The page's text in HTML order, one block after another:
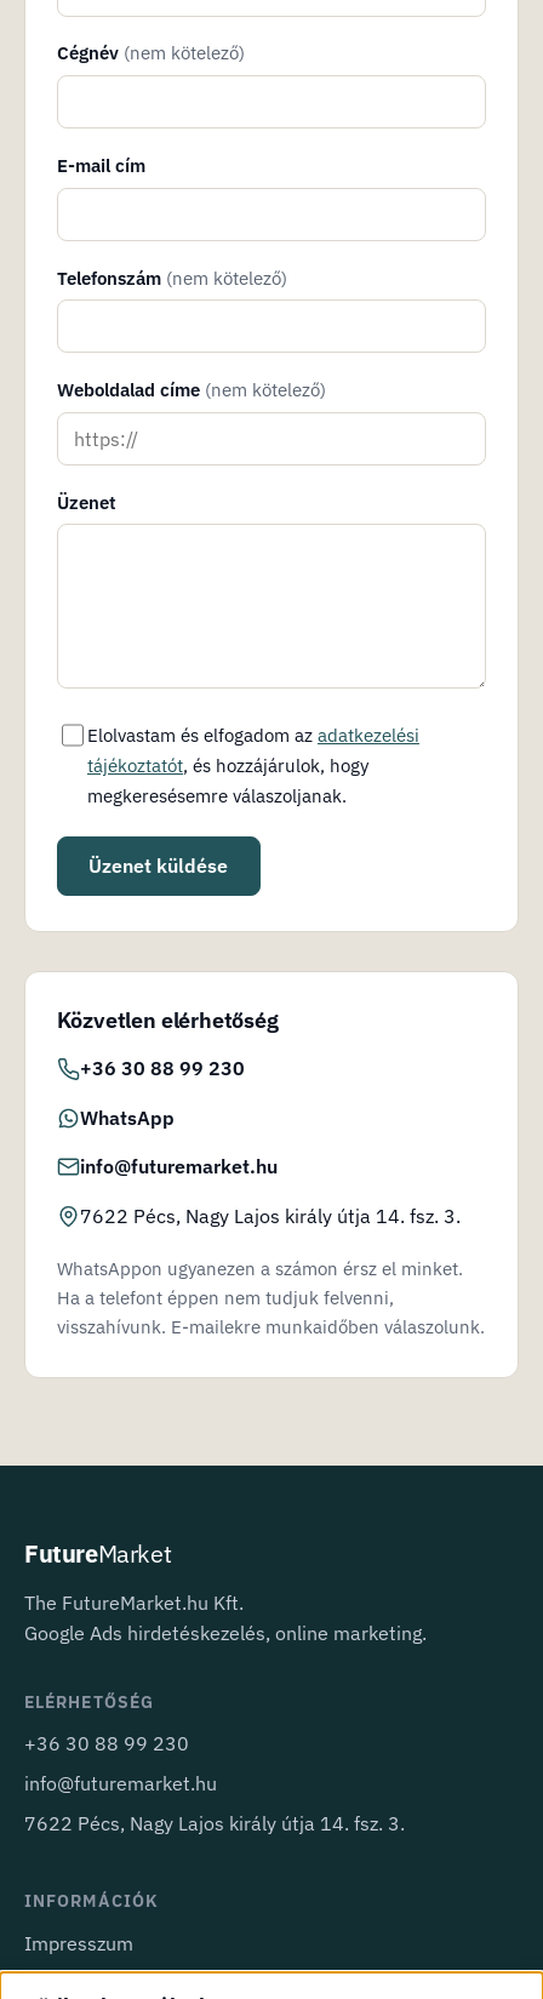
Cégnév (nem kötelező)
E-mail cím
Telefonszám (nem kötelező)
Weboldalad címe (nem kötelező)
Üzenet
Elolvastam és elfogadom az adatkezelési
tájékoztatót, és hozzájárulok, hogy
megkeresésemre válaszoljanak.
Üzenet küldése
Közvetlen elérhetőség
+36 30 88 99 230
WhatsApp
info@futuremarket.hu
7622 Pécs, Nagy Lajos király útja 14. fsz. 3.
WhatsAppon ugyanezen a számon érsz el minket.
Ha a telefont éppen nem tudjuk felvenni,
visszahívunk. E-mailekre munkaidőben válaszolunk.
FutureMarket
The FutureMarket.hu Kft.
Google Ads hirdetéskezelés, online marketing.
ELÉRHETŐSÉG
+36 30 88 99 230
info@futuremarket.hu
7622 Pécs, Nagy Lajos király útja 14. fsz. 3.
INFORMÁCIÓK
Impresszum